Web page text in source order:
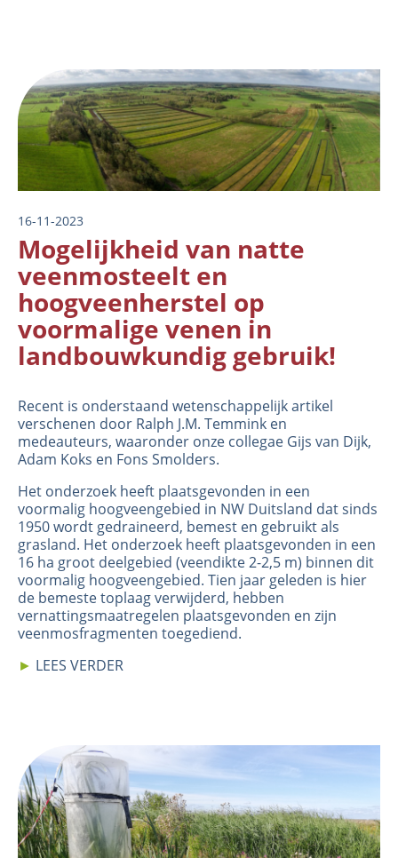
Image
16-11-2023
Mogelijkheid van natte
veenmosteelt en
hoogveenherstel op
voormalige venen in
landbouwkundig gebruik!
Recent is onderstaand wetenschappelijk artikel
verschenen door Ralph J.M. Temmink en
medeauteurs, waaronder onze collegae Gijs van Dijk,
Adam Koks en Fons Smolders.
Het onderzoek heeft plaatsgevonden in een
voormalig hoogveengebied in NW Duitsland dat sinds
1950 wordt gedraineerd, bemest en gebruikt als
grasland. Het onderzoek heeft plaatsgevonden in een
16 ha groot deelgebied (veendikte 2-2,5 m) binnen dit
voormalig hoogveengebied. Tien jaar geleden is hier
de bemeste toplaag verwijderd, hebben
vernattingsmaatregelen plaatsgevonden en zijn
veenmosfragmenten toegediend.
► LEES VERDER
Image